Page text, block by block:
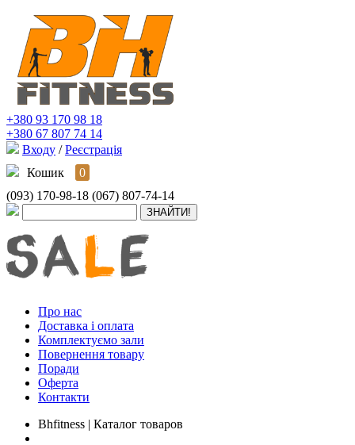
+380 93 170 98 18
+380 67 807 74 14
Входу / Реєстрація
Кошик
0
(093) 170-98-18 (067) 807-74-14
Про нас
Доставка і оплата
Комплектуємо зали
Повернення товару
Поради
Оферта
Контакти
Bhfitness | Каталог товаров